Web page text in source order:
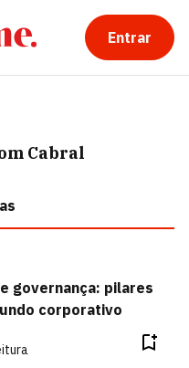
Entrar
Cabral
governança: pilares
corporativo